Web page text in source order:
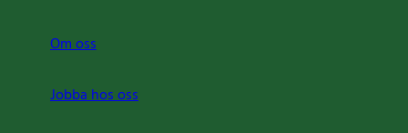
Om oss
Jobba hos oss